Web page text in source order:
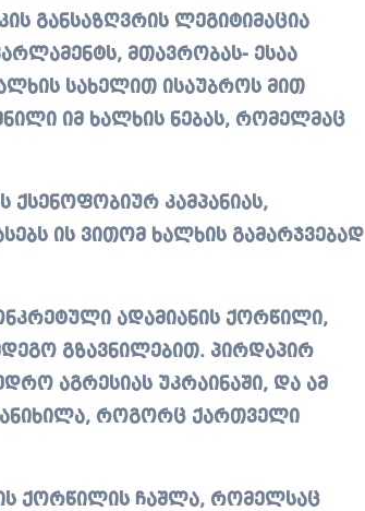
განსაზღვრის ლეგიტიმაცია
მთავრობას- ესაა
სახელით ისაუბროს მით
იმ ხალხის ნებას, რომელმაც
ქსენოფობიურ კამპანიას,
ის ვითომ ხალხის გამარჯვებად
ადამიანის ქორწილი,
გზავნილებით. პირდაპირ
აგრესიას უკრაინაში, და ამ
როგორც ქართველი
ქორწილის ჩაშლა, რომელსაც